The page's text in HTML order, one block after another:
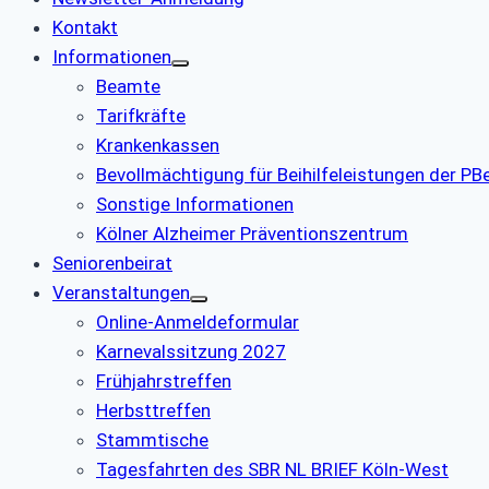
Kontakt
Informationen
Beamte
Tarifkräfte
Krankenkassen
Bevollmächtigung für Beihilfeleistungen der
Sonstige Informationen
Kölner Alzheimer Präventionszentrum
Seniorenbeirat
Veranstaltungen
Online-Anmeldeformular
Karnevalssitzung 2027
Frühjahrstreffen
Herbsttreffen
Stammtische
Tagesfahrten des SBR NL BRIEF Köln-West